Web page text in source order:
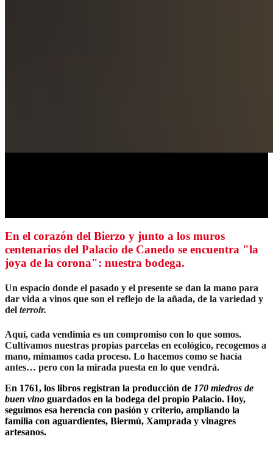
En el corazón del Bierzo y junto a los muros
centenarios del Palacio de Canedo se encuentra "la
joya de la corona": nuestra bodega.
Un espacio donde el pasado y el presente se dan la mano para
dar vida a vinos que son el reflejo de la añada, de la variedad y
del terroir.
Aquí, cada vendimia es un compromiso con lo que somos.
Cultivamos nuestras propias parcelas en ecológico, recogemos a
mano, mimamos cada proceso. Lo hacemos como se hacía
antes… pero con la mirada puesta en lo que vendrá.
En 1761, los libros registran la producción de 170 miedros de
buen vino guardados en la bodega del propio Palacio. Hoy,
seguimos esa herencia con pasión y criterio, ampliando la
familia con aguardientes, Biermú, Xamprada y vinagres
artesanos.